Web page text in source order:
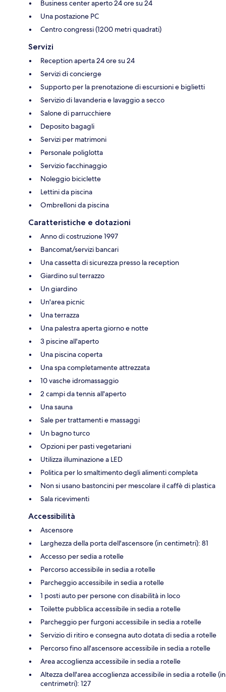
Business center aperto 24 ore su 24
Una postazione PC
Centro congressi (1200 metri quadrati)
Servizi
Reception aperta 24 ore su 24
Servizi di concierge
Supporto per la prenotazione di escursioni e biglietti
Servizio di lavanderia e lavaggio a secco
Salone di parrucchiere
Deposito bagagli
Servizi per matrimoni
Personale poliglotta
Servizio facchinaggio
Noleggio biciclette
Lettini da piscina
Ombrelloni da piscina
Caratteristiche e dotazioni
Anno di costruzione 1997
Bancomat/servizi bancari
Una cassetta di sicurezza presso la reception
Giardino sul terrazzo
Un giardino
Un'area picnic
Una terrazza
Una palestra aperta giorno e notte
3 piscine all'aperto
Una piscina coperta
Una spa completamente attrezzata
10 vasche idromassaggio
2 campi da tennis all'aperto
Una sauna
Sale per trattamenti e massaggi
Un bagno turco
Opzioni per pasti vegetariani
Utilizza illuminazione a LED
Politica per lo smaltimento degli alimenti completa
Non si usano bastoncini per mescolare il caffè di plastica
Sala ricevimenti
Accessibilità
Ascensore
Larghezza della porta dell'ascensore (in centimetri): 81
Accesso per sedia a rotelle
Percorso accessibile in sedia a rotelle
Parcheggio accessibile in sedia a rotelle
1 posti auto per persone con disabilità in loco
Toilette pubblica accessibile in sedia a rotelle
Parcheggio per furgoni accessibile in sedia a rotelle
Servizio di ritiro e consegna auto dotata di sedia a rotelle
Percorso fino all'ascensore accessibile in sedia a rotelle
Area accoglienza accessibile in sedia a rotelle
Altezza dell'area accoglienza accessibile in sedia a rotelle (in
centrimetri): 127